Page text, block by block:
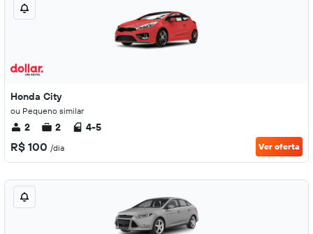
Honda City
ou Pequeno similar
2 2 4-5
R$ 100 /dia Ver oferta